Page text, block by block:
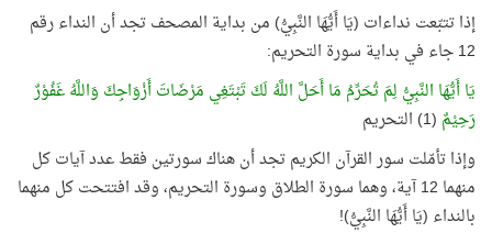
إذا تتبّعت نداءات (يَا أَيُّهَا النَّبِيُّ) من بداية المصحف تجد أن النداء رقم
12 جاء في بداية سورة التحريم:
يَا أَيُّهَا النَّبِيُّ لِمَ تُحَرِّمُ مَا أَحَلَّ اللَّهُ لَكَ تَبْتَغِي مَرْضَاتَ أَزْوَاجِكَ وَاللَّهُ غَفُوْرٌ
رَحِيْمٌ (1) التحريم
وإذا تأمّلت سور القرآن الكريم تجد أن هناك سورتين فقط عدد آيات كل
منهما 12 آية، وهما سورة الطلاق وسورة التحريم، وقد افتتحت كل منهما
بالنداء (يَا أَيُّهَا النَّبِيُّ)!